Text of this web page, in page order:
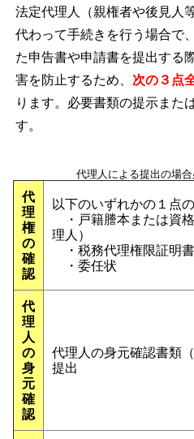
法定代理人（親権者や後見人
代わって手続きを行う場合で
た申告書や申請書を提出する
害を防止するため、 次の３点
ります。必要書類の提示また
す。
代理人による提出の場
代
理
権
の
確
認
以下のいずれかの１点
・戸籍謄本または資
理人）
・税務代理権限証明書
・委任状
代
理
人
の
身
元
確
認
代理人の身元確認書類
提出